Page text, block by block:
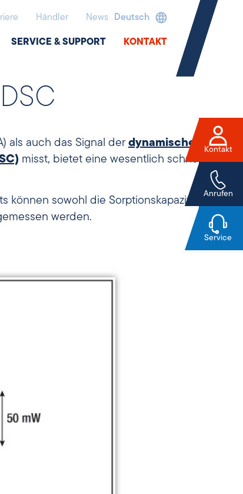
Händler News Deutsch
SERVICE & SUPPORT KONTAKT
als auch das Signal derdynamischen
misst, bietet eine wesentlich schnellere
können sowohl die Sorptionskapazität als
werden.
Kontakt
Anrufen
Service